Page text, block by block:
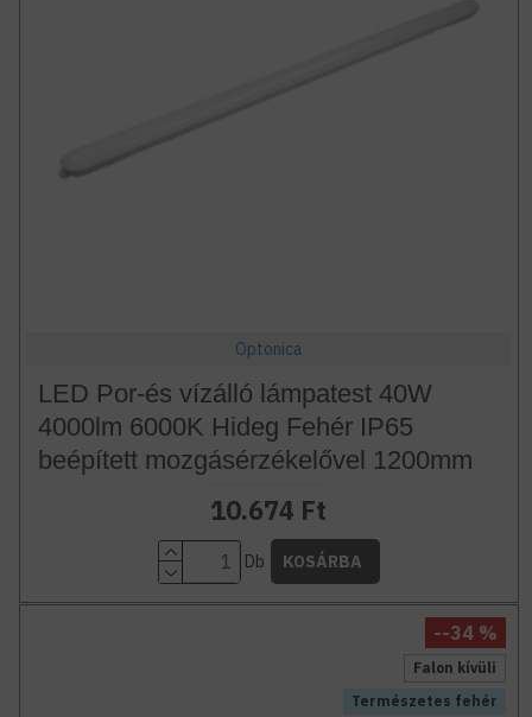
Optonica
LED Por-és vízálló lámpatest 40W
4000lm 6000K Hideg Fehér IP65
beépített mozgásérzékelővel 1200mm
10.674 Ft
Db KOSÁRBA
Természetes fehér
Falon kívüli
--34 %